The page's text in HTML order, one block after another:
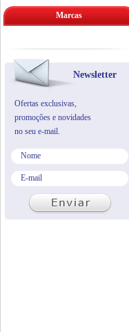
Marcas
Newsletter
Ofertas exclusivas,
promoções e novidades
no seu e-mail.